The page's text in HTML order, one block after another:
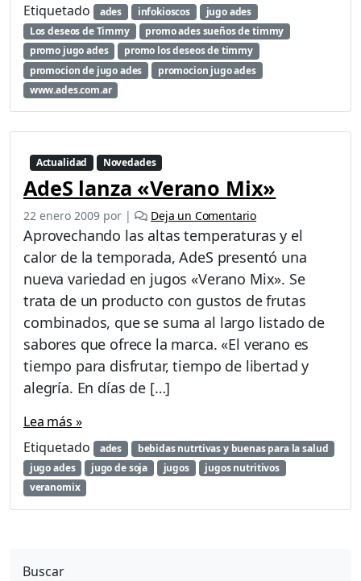
e
o
s
d
e
i
m
»
d
e
A
e
s
Etiquetado
ades infokioscos
jugo ades
Los deseos de Timmy
promo ades sueños de timmy
promo jugo ades
promo los deseos de timmy
promocion de jugo ades
promocion jugo ades
www.ades.com.ar
Actualidad Novedades
AdeS lanza «Verano Mix»
22 enero 2009 por | Deja un Comentario
Aprovechando las altas temperaturas y el
calor de la temporada, AdeS presentó una
nueva variedad en jugos «Verano Mix». Se
trata de un producto con gustos de frutas
combinados, que se suma al largo listado de
sabores que ofrece la marca. «El verano es
tiempo para disfrutar, tiempo de libertad y
alegría. En días de […]
Lea más »
Etiquetado
ades
bebidas nutrtivas y buenas para la salud
jugo ades
jugo de soja jugos
jugos nutritivos
veranomix
Buscar